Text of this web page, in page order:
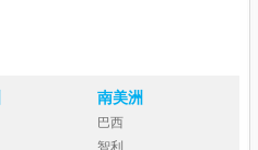
南美洲
巴西
智利